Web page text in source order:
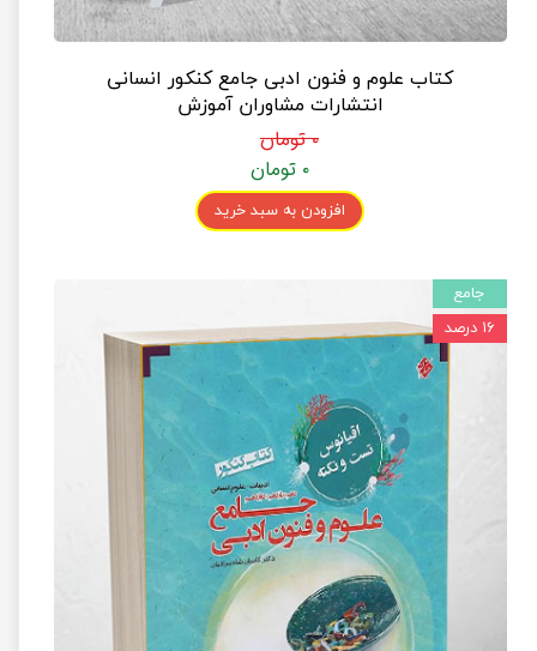
کتاب علوم و فنون ادبی جامع کنکور انسانی
انتشارات مشاوران آموزش
۰ تومان
۰ تومان
افزودن به سبد خرید
جامع
۱۶ درصد